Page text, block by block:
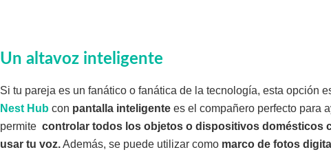
Un altavoz inteligente
Si tu pareja es un fanático o fanática de la tecnología, esta opción
Nest Hub con pantalla inteligente es el compañero perfecto para
permite controlar todos los objetos o dispositivos domésticos
usar tu voz.Además, se puede utilizar como marco de fotos digital